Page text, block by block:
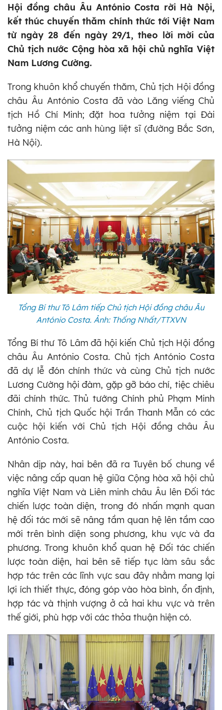
Hội đồng châu Âu António Costa rời Hà Nội,
kết thúc chuyến thăm chính thức tới Việt Nam
từ ngày 28 đến ngày 29/1, theo lời mời của
Chủ tịch nước Cộng hòa xã hội chủ nghĩa Việt
Nam Lương Cường.
Trong khuôn khổ chuyến thăm, Chủ tịch Hội đồng
châu Âu António Costa đã vào Lăng viếng Chủ
tịch Hồ Chí Minh; đặt hoa tưởng niệm tại Đài
tưởng niệm các anh hùng liệt sĩ (đường Bắc Sơn,
Hà Nội).
Tổng Bí thư Tô Lâm tiếp Chủ tịch Hội đồng châu Âu
António Costa. Ảnh: Thống Nhất/TTXVN
Tổng Bí thư Tô Lâm đã hội kiến Chủ tịch Hội đồng
châu Âu António Costa. Chủ tịch António Costa
đã dự lễ đón chính thức và cùng Chủ tịch nước
Lương Cường hội đàm, gặp gỡ báo chí, tiệc chiêu
đãi chính thức. Thủ tướng Chính phủ Phạm Minh
Chính, Chủ tịch Quốc hội Trần Thanh Mẫn có các
cuộc hội kiến với Chủ tịch Hội đồng châu Âu
António Costa.
Nhân dịp này, hai bên đã ra Tuyên bố chung về
việc nâng cấp quan hệ giữa Cộng hòa xã hội chủ
nghĩa Việt Nam và Liên minh châu Âu lên Đối tác
chiến lược toàn diện, trong đó nhấn mạnh quan
hệ đối tác mới sẽ nâng tầm quan hệ lên tầm cao
mới trên bình diện song phương, khu vực và đa
phương. Trong khuôn khổ quan hệ Đối tác chiến
lược toàn diện, hai bên sẽ tiếp tục làm sâu sắc
hợp tác trên các lĩnh vực sau đây nhằm mang lại
lợi ích thiết thực, đóng góp vào hòa bình, ổn định,
hợp tác và thịnh vượng ở cả hai khu vực và trên
thế giới, phù hợp với các thỏa thuận hiện có.